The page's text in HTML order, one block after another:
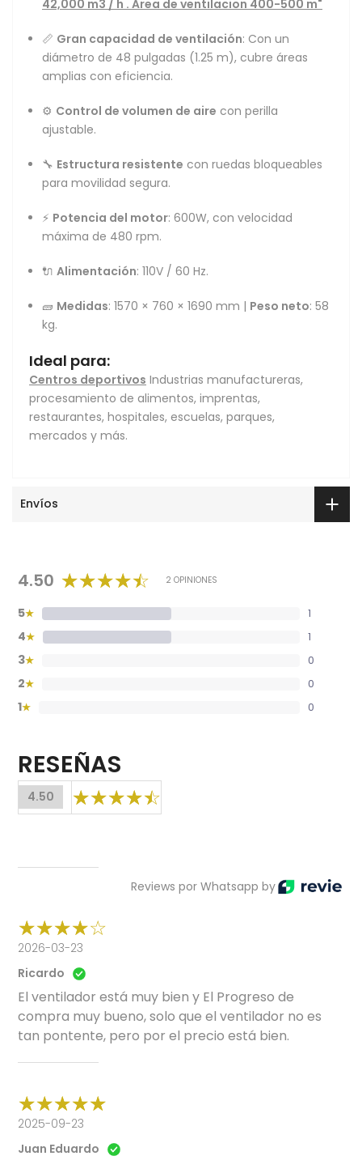
42,000 m3 / h . Area de ventilacion 400-500 m"
📏 Gran capacidad de ventilación: Con un
diámetro de 48 pulgadas (1.25 m), cubre áreas
amplias con eficiencia.
⚙️ Control de volumen de aire con perilla
ajustable.
🔧 Estructura resistente con ruedas bloqueables
para movilidad segura.
⚡ Potencia del motor: 600W, con velocidad
máxima de 480 rpm.
🔌 Alimentación: 110V / 60 Hz.
🧱 Medidas: 1570 × 760 × 1690 mm | Peso neto: 58
kg.
Ideal para:
Centros deportivos Industrias manufactureras,
procesamiento de alimentos, imprentas,
restaurantes, hospitales, escuelas, parques,
mercados y más.
Envíos
4.50 2 OPINIONES
5★ 1
4★ 1
3★ 0
2★ 0
1★ 0
RESEÑAS
4.50
Reviews por Whatsapp by
2026-03-23
Ricardo
El ventilador está muy bien y El Progreso de
compra muy bueno, solo que el ventilador no es
tan pontente, pero por el precio está bien.
2025-09-23
Juan Eduardo